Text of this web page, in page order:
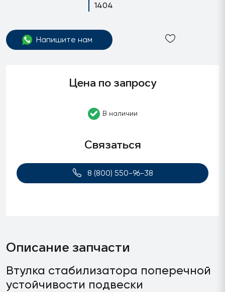
1404
Напишите нам
Цена по запросу
В наличии
Связаться
8 (800) 550-96-38
Описание запчасти
Втулка стабилизатора поперечной
устойчивости подвески